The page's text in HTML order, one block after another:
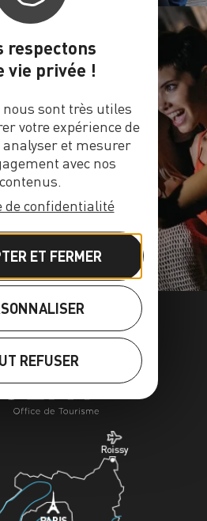
respectons
vie privée !
nous sont très utiles
votre expérience de
et mesurer
avec nos
contenus.
de confidentialité
ET FERMER
REFUSER